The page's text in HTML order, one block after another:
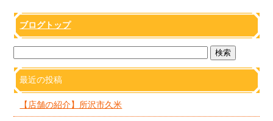
ブログトップ
最近の投稿
【店舗の紹介】所沢市久米